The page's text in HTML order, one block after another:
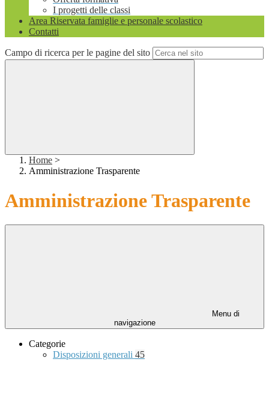
I progetti delle classi
Area Riservata famiglie e personale scolastico
Contatti
Campo di ricerca per le pagine del sito
Home >
Amministrazione Trasparente
Amministrazione Trasparente
Menu di
navigazione
Categorie
Disposizioni generali 45